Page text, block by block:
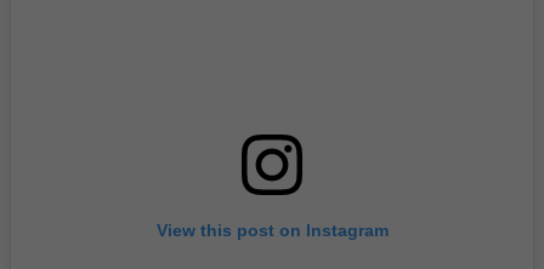
View this post on Instagram